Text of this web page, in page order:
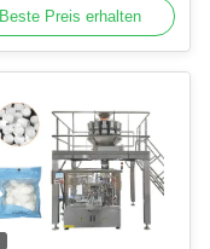
Beste Preis erhalten